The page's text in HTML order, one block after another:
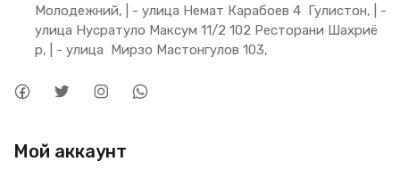
Молодежний, | - улица Немат Карабоев 4  Гулистон, | -
улица Нусратуло Максум 11/2 102 Ресторани Шахриё
р, | - улица  Мирзо Мастонгулов 103,
Мой аккаунт